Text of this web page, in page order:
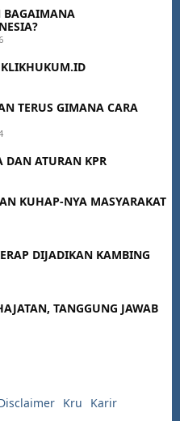
BAGAIMANA
TERUS GIMANA CARA
DAN ATURAN KPR
KUHAP-NYA MASYARAKAT
DIJADIKAN KAMBING
TANGGUNG JAWAB
Kru Karir